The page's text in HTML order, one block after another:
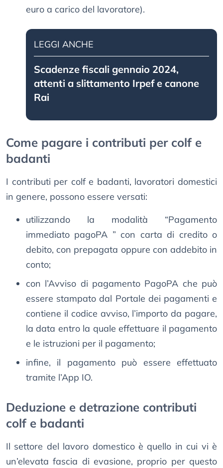
euro a carico del lavoratore).
LEGGI ANCHE
Scadenze fiscali gennaio 2024,
attenti a slittamento Irpef e canone
Rai
Come pagare i contributi per colf e
badanti
I contributi per colf e badanti, lavoratori domestici
in genere, possono essere versati:
utilizzando la modalità “Pagamento
immediato pagoPA ” con carta di credito o
debito, con prepagata oppure con addebito in
conto;
con l’Avviso di pagamento PagoPA che può
essere stampato dal Portale dei pagamenti e
contiene il codice avviso, l’importo da pagare,
la data entro la quale effettuare il pagamento
e le istruzioni per il pagamento;
infine, il pagamento può essere effettuato
tramite l’App IO.
Deduzione e detrazione contributi
colf e badanti
Il settore del lavoro domestico è quello in cui vi è
un’elevata fascia di evasione, proprio per questo